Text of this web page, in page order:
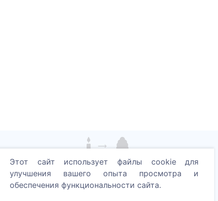
Зажгите цифровую свечу - посадите дерево!
Читать далее
Этот сайт использует файлы cookie для
улучшения вашего опыта просмотра и
обеспечения функциональности сайта.